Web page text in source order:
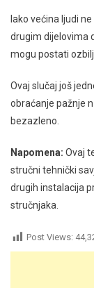
Iako većina ljudi
drugim dijelovima
mogu postati
Ovaj slučaj još
obraćanje pažnje
bezazleno.
Napomena: Ovaj
stručni tehnički
drugih instalacija
stručnjaka.
Post Views: